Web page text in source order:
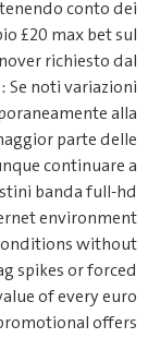
; |\n|
| Gestisci
sulle mani LIVE :
finché non
;
velocità scarica
audio”
; questo ti
minimi
you meet
penalties
ultimately
earned